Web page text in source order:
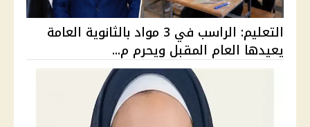
التعليم: الراسب في 3 مواد بالثانوية العامة
يعيدها العام المقبل ويحرم م...